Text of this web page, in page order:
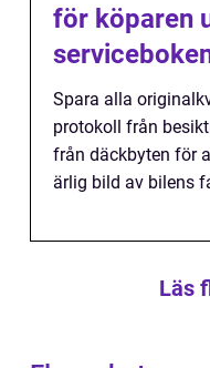
för köparen
Spara alla
protokoll från
från däckbyten för
ärlig bild av bilens
Läs